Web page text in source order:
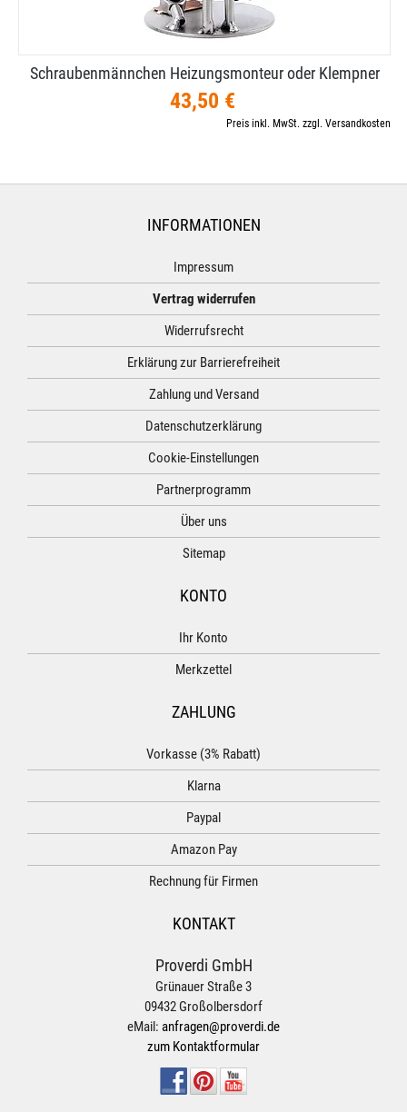
Schraubenmännchen Heizungsmonteur oder Klempner
43,50 €
Preis inkl. MwSt. zzgl. Versandkosten
INFORMATIONEN
Impressum
Vertrag widerrufen
Widerrufsrecht
Erklärung zur Barrierefreiheit
Zahlung und Versand
Datenschutzerklärung
Cookie-Einstellungen
Partnerprogramm
Über uns
Sitemap
KONTO
Ihr Konto
Merkzettel
ZAHLUNG
Vorkasse (3% Rabatt)
Klarna
Paypal
Amazon Pay
Rechnung für Firmen
KONTAKT
Proverdi GmbH
Grünauer Straße 3
09432 Großolbersdorf
eMail: anfragen@proverdi.de
zum Kontaktformular